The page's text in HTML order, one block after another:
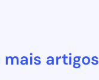
mais artigos